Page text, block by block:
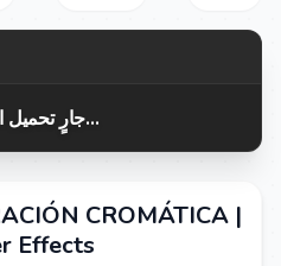
جارٍ تحميل الترجمات...
CROMÁTICA |
Effects